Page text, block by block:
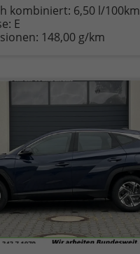
kombiniert: 6,50 l/100km
E
148,00 g/km